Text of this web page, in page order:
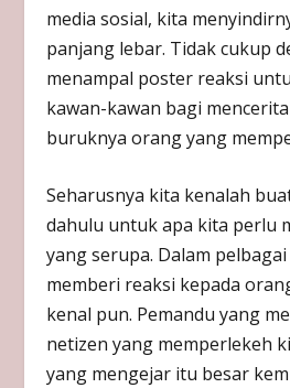
media sosial, kita
panjang lebar. Tidak cukup
menampal poster reaksi
kawan-kawan bagi
buruknya orang yang
Seharusnya kita kenalah
dahulu untuk apa kita perlu
yang serupa. Dalam
memberi reaksi kepada
kenal pun. Pemandu yang
netizen yang memperlekeh
yang mengejar itu besar